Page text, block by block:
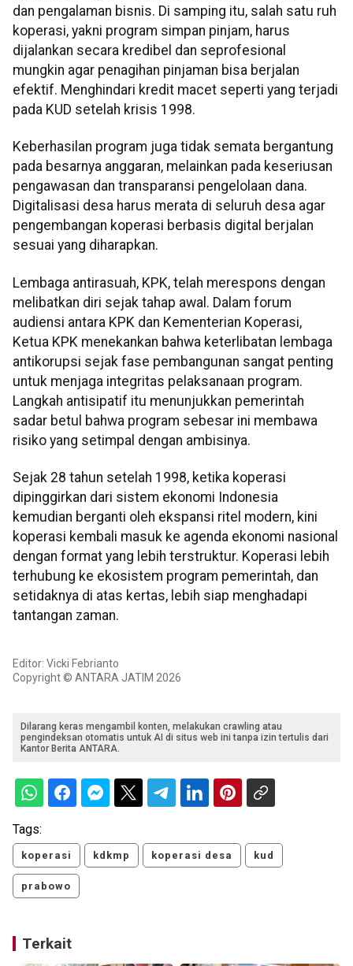
dan pengalaman bisnis. Di samping itu, salah satu ruh
koperasi, yakni program simpan pinjam, harus
dijalankan secara kredibel dan seprofesional
mungkin agar penagihan pinjaman bisa berjalan
efektif. Menghindari kredit macet seperti yang terjadi
pada KUD setelah krisis 1998.
Keberhasilan program juga tidak semata bergantung
pada besarnya anggaran, melainkan pada keseriusan
pengawasan dan transparansi pengelolaan dana.
Digitalisasi desa harus merata di seluruh desa agar
pengembangan koperasi berbasis digital berjalan
sesuai yang diharapkan.
Lembaga antirasuah, KPK, telah merespons dengan
melibatkan diri sejak tahap awal. Dalam forum
audiensi antara KPK dan Kementerian Koperasi,
Ketua KPK menekankan bahwa keterlibatan lembaga
antikorupsi sejak fase pembangunan sangat penting
untuk menjaga integritas pelaksanaan program.
Langkah antisipatif itu menunjukkan pemerintah
sadar betul bahwa program sebesar ini membawa
risiko yang setimpal dengan ambisinya.
Sejak 28 tahun setelah 1998, ketika koperasi
dipinggirkan dari sistem ekonomi Indonesia
kemudian berganti oleh ekspansi ritel modern, kini
koperasi kembali masuk ke agenda ekonomi nasional
dengan format yang lebih terstruktur. Koperasi lebih
terhubung ke ekosistem program pemerintah, dan
setidaknya di atas kertas, lebih siap menghadapi
tantangan zaman.
Editor: Vicki Febrianto
Copyright © ANTARA JATIM 2026
Dilarang keras mengambil konten, melakukan crawling atau
pengindeksan otomatis untuk AI di situs web ini tanpa izin tertulis dari
Kantor Berita ANTARA.
Tags:
koperasi kdkmp koperasi desa kud
prabowo
Terkait